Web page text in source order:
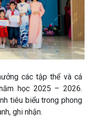
các tập thể và cá
học 2025 – 2026.
tiêu biểu trong phong
ghi nhận.